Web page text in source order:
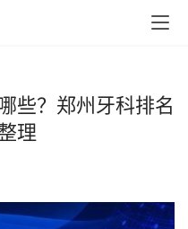
些？郑州牙科排名
理